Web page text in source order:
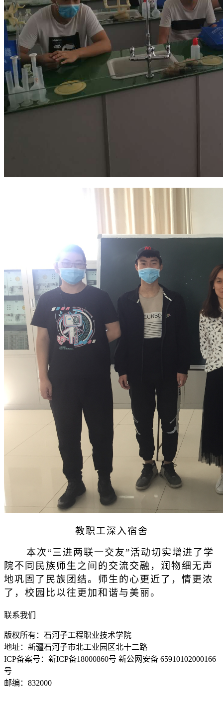
教职工深入宿舍
本次“三进两联一交友”活动切实增进了学
院不同民族师生之间的交流交融，润物细无声
地巩固了民族团结。师生的心更近了，情更浓
了，校园比以往更加和谐与美丽。
联系我们
版权所有：石河子工程职业技术学院
地址：新疆石河子市北工业园区北十二路
ICP备案号：新ICP备18000860号 新公网安备 65910102000166
号
邮编：832000